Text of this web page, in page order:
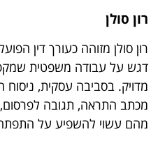
רון סולן
רון סולן מזוהה כעורך דין
דגש על עבודה משפטית
מדויק. בסביבה עסקית, ניסוח
מכתב התראה, תגובה
מהם עשוי להשפיע על